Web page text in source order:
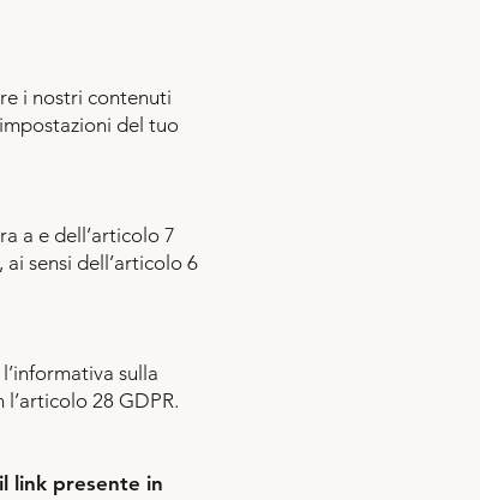
i nostri contenuti
del tuo
a e dell’articolo 7
sensi dell’articolo 6
sulla
28 GDPR.
link presente in